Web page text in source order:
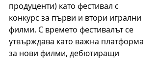
продуценти) като фестивал с
конкурс за първи и втори игрални
филми. С времето фестивалът се
утвърждава като важна платформа
за нови филми, дебютиращи